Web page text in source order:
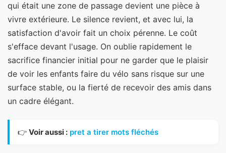
qui était une zone de passage devient une pièce à
vivre extérieure. Le silence revient, et avec lui, la
satisfaction d'avoir fait un choix pérenne. Le coût
s'efface devant l'usage. On oublie rapidement le
sacrifice financier initial pour ne garder que le plaisir
de voir les enfants faire du vélo sans risque sur une
surface stable, ou la fierté de recevoir des amis dans
un cadre élégant.
👉 Voir aussi : pret a tirer mots fléchés